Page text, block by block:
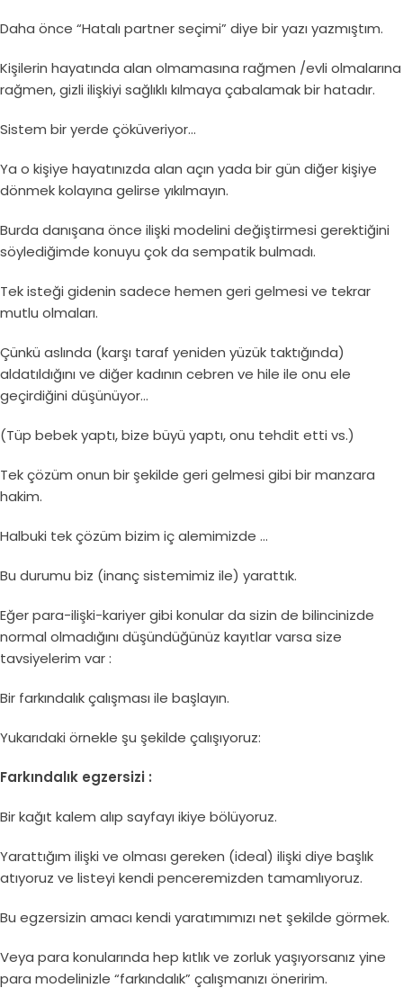
Daha önce “Hatalı partner seçimi” diye bir yazı yazmıştım.
Kişilerin hayatında alan olmamasına rağmen /evli olmalarına
rağmen, gizli ilişkiyi sağlıklı kılmaya çabalamak bir hatadır.
Sistem bir yerde çöküveriyor…
Ya o kişiye hayatınızda alan açın yada bir gün diğer kişiye
dönmek kolayına gelirse yıkılmayın.
Burda danışana önce ilişki modelini değiştirmesi gerektiğini
söylediğimde konuyu çok da sempatik bulmadı.
Tek isteği gidenin sadece hemen geri gelmesi ve tekrar
mutlu olmaları.
Çünkü aslında (karşı taraf yeniden yüzük taktığında)
aldatıldığını ve diğer kadının cebren ve hile ile onu ele
geçirdiğini düşünüyor…
(Tüp bebek yaptı, bize büyü yaptı, onu tehdit etti vs.)
Tek çözüm onun bir şekilde geri gelmesi gibi bir manzara
hakim.
Halbuki tek çözüm bizim iç alemimizde …
Bu durumu biz (inanç sistemimiz ile) yarattık.
Eğer para-ilişki-kariyer gibi konular da sizin de bilincinizde
normal olmadığını düşündüğünüz kayıtlar varsa size
tavsiyelerim var :
Bir farkındalık çalışması ile başlayın.
Yukarıdaki örnekle şu şekilde çalışıyoruz:
Farkındalık egzersizi :
Bir kağıt kalem alıp sayfayı ikiye bölüyoruz.
Yarattığım ilişki ve olması gereken (ideal) ilişki diye başlık
atıyoruz ve listeyi kendi penceremizden tamamlıyoruz.
Bu egzersizin amacı kendi yaratımımızı net şekilde görmek.
Veya para konularında hep kıtlık ve zorluk yaşıyorsanız yine
para modelinizle “farkındalık” çalışmanızı öneririm.